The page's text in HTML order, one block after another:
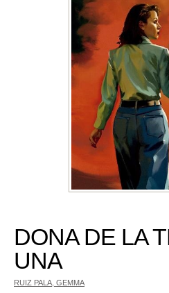
DONA DE LA
UNA
RUIZ PALA, GEMMA